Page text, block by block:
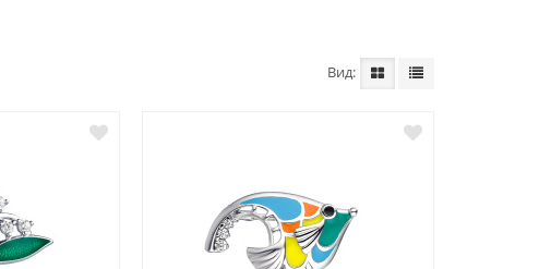
Вид